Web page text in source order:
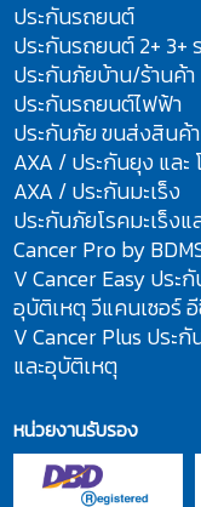
ประกันรถยนต์
ประกันรถยนต์ 2+ 3+
ประกันภัยบ้าน/ร้านค้า
ประกันรถยนต์ไฟฟ้า
ประกันภัย ขนส่งสินค้า
AXA / ประกันยุง และ
AXA / ประกันมะเร็ง
ประกันภัยโรคมะเร็ง
Cancer Pro by
V Cancer Easy ประกั
อุบัติเหตุ วีแคนเซอร์
V Cancer Plus ประกั
และอุบัติเหตุ
หน่วยงานรับรอง